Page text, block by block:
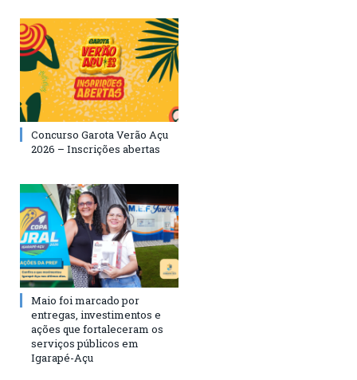
Concurso Garota Verão Açu
2026 – Inscrições abertas
Maio foi marcado por
entregas, investimentos e
ações que fortaleceram os
serviços públicos em
Igarapé-Açu